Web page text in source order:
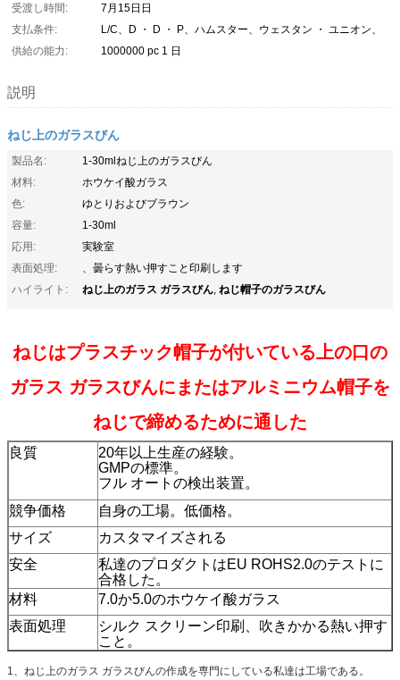
受渡し時間:
7月15日日
支払条件:
L/C、D ・ D ・ P、ハムスター、ウェスタン ・ ユニオン、
供給の能力:
1000000 pc 1 日
説明
ねじ上のガラスびん
製品名:
1-30mlねじ上のガラスびん
材料:
ホウケイ酸ガラス
色:
ゆとりおよびブラウン
容量:
1-30ml
応用:
実験室
表面処理:
、曇らす熱い押すこと印刷します
ハイライト:
ねじ上のガラス ガラスびん, ねじ帽子のガラスびん
ねじはプラスチック帽子が付いている上の口の
ガラス ガラスびんにまたはアルミニウム帽子を
ねじで締めるために通した
良質
20年以上生産の経験。
GMPの標準。
フル オートの検出装置。
競争価格
自身の工場。低価格。
サイズ
カスタマイズされる
安全
私達のプロダクトはEU ROHS2.0のテストに
合格した。
材料
7.0か5.0のホウケイ酸ガラス
表面処理
シルク スクリーン印刷、吹きかかる熱い押す
こと。
1、ねじ上のガラス ガラスびんの作成を専門にしている私達は工場である。